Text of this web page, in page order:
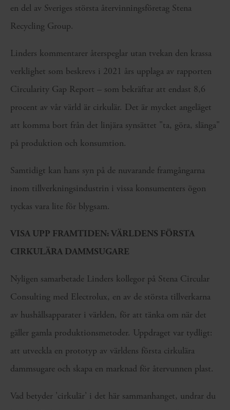
en del av Sveriges största återvinningsföretag Stena
Recycling Group.
Linders kommentarer återspeglar utan tvekan den krassa
verklighet som beskrevs i 2021 års upplaga av rapporten
Circularity Gap Report – som bekräftar att endast 8,6
procent av vår värld är cirkulär. Det är mycket angeläget
att komma bort från det linjära synsättet "ta, göra, slänga"
på produktion och konsumtion.
Samtidigt kan hans syn på de nuvarande framgångarna
inom tillverkningsindustrin i vissa konsumenters ögon
tyckas vara lite för blygsam.
VISA UPP FRAMTIDEN: VÄRLDENS FÖRSTA
CIRKULÄRA DAMMSUGARE
Nyligen samarbetade Linders kollegor på Stena Circular
Consulting med Electrolux, en av de största tillverkarna
av hushållsapparater i världen, för att tänka om när det
gäller gamla produktionsmetoder. Uppdraget var tydligt:
att utveckla en prototyp av världens första cirkulära
dammsugare och skapa en marknad för återvunnen plast.
Vad betyder ’cirkulär’ i det här sammanhanget, undrar du